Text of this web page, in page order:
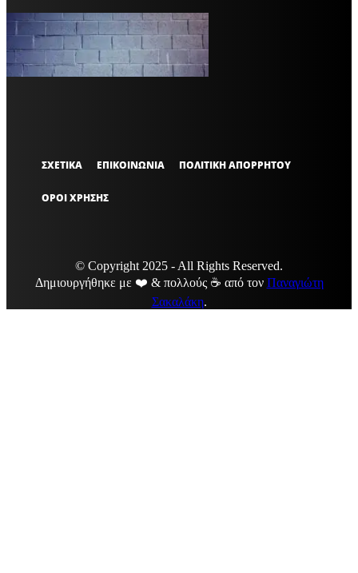
VARiEMAi
OFFICIAL
ΣΧΕΤΙΚΑ ΕΠΙΚΟΙΝΩΝΙΑ ΠΟΛΙΤΙΚΗ ΑΠΟΡΡΗΤΟΥ
ΟΡΟΙ ΧΡΗΣΗΣ
© Copyright 2025 - All Rights Reserved.
Δημιουργήθηκε με ❤️ & πολλούς ☕ από τον Παναγιώτη
Σακαλάκη.